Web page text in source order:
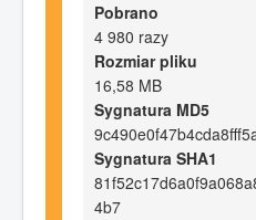
Pobrano
4 980 razy
Rozmiar pliku
16,58 MB
Sygnatura MD5
Sygnatura SHA1
4b7